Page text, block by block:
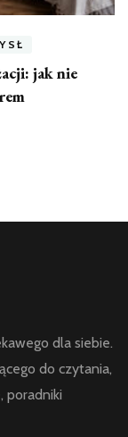
jak nie
dla siebie.
do czytania,
poradniki